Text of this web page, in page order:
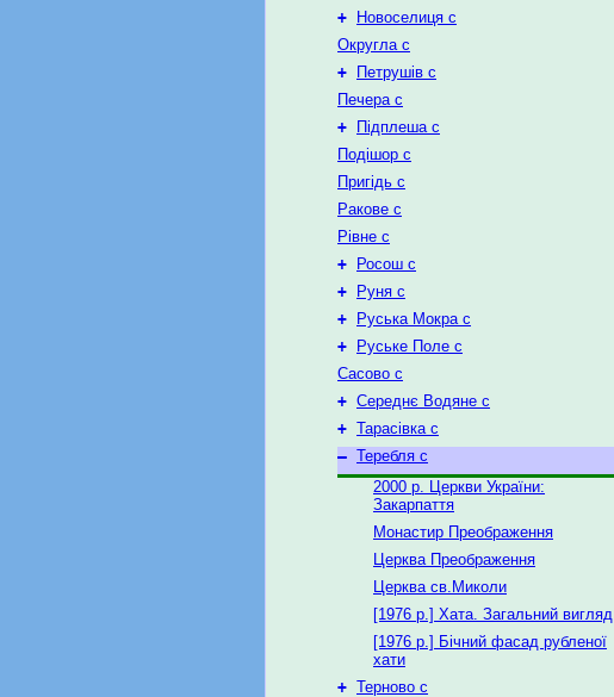
+
Новоселиця с
Округла с
+
Петрушів с
Печера с
+
Підплеша с
Подішор с
Пригідь с
Ракове с
Рівне с
+
Росош с
+
Руня с
+
Руська Мокра с
+
Руське Поле с
Сасово с
+ Середнє Водяне с
+ Тарасівка с
– Теребля с
2000 р. Церкви України:
Закарпаття
Монастир Преображення
Церква Преображення
Церква св.Миколи
[1976 р.] Хата. Загальний вигляд
[1976 р.] Бічний фасад рубленої
хати
+ Терново с